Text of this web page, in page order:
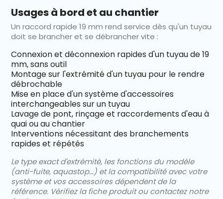
Usages à bord et au chantier
Un raccord rapide 19 mm rend service dès qu'un tuyau
doit se brancher et se débrancher vite :
Connexion et déconnexion rapides d'un tuyau de 19
mm, sans outil
Montage sur l'extrémité d'un tuyau pour le rendre
débrochable
Mise en place d'un système d'accessoires
interchangeables sur un tuyau
Lavage de pont, rinçage et raccordements d'eau à
quai ou au chantier
Interventions nécessitant des branchements
rapides et répétés
Le type exact d'extrémité, les fonctions du modèle
(anti-fuite, aquastop…) et la compatibilité avec votre
système et vos accessoires dépendent de la
référence. Vérifiez la fiche produit ou contactez notre